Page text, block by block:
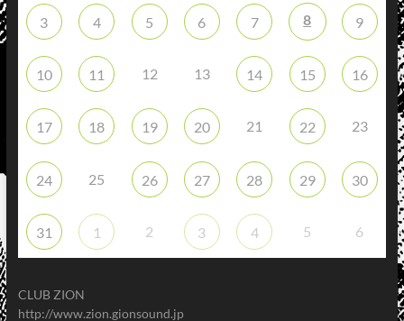
3 4 5 6 7 8 9
10 11 12 13 14 15 16
17 18 19 20 21 22 23
24 25 26 27 28 29 30
31 1 2 3 4 5 6
CLUB ZION
http://www.zion.gionsound.jp